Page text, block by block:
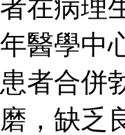
者在病理
年醫學中
患者合併
磨，缺乏